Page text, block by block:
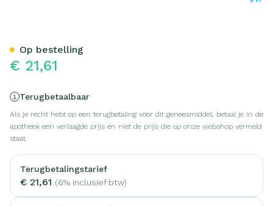
€ 21,61
Terugbetaalbaar
Als je recht hebt op een terugbetaling voor dit geneesmiddel, betaal je in de
apotheek een verlaagde prijs en niet de prijs die op onze webshop vermeld
staat.
Terugbetalingstarief
€ 21,61 (6% inclusief btw)
Op bestelling